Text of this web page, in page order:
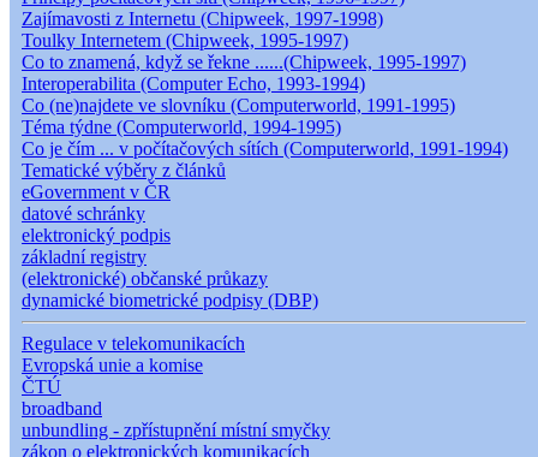
Zajímavosti z Internetu (Chipweek, 1997-1998)
Toulky Internetem (Chipweek, 1995-1997)
Co to znamená, když se řekne ......(Chipweek, 1995-1997)
Interoperabilita (Computer Echo, 1993-1994)
Co (ne)najdete ve slovníku (Computerworld, 1991-1995)
Téma týdne (Computerworld, 1994-1995)
Co je čím ... v počítačových sítích (Computerworld, 1991-1994)
Tematické výběry z článků
eGovernment v ČR
datové schránky
elektronický podpis
základní registry
(elektronické) občanské průkazy
dynamické biometrické podpisy (DBP)
Regulace v telekomunikacích
Evropská unie a komise
ČTÚ
broadband
unbundling - zpřístupnění místní smyčky
zákon o elektronických komunikacích